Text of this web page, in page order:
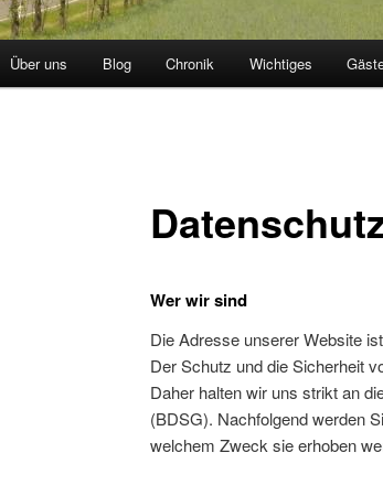
Über uns Blog Chronik Wichtiges
Wer wir sind
Die Adresse unserer Website
Der Schutz und die Sicherheit
Daher halten wir uns strikt an
(BDSG). Nachfolgend werden
welchem Zweck sie erhoben